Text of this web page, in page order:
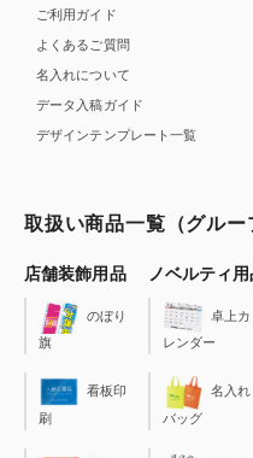
ご利用ガイド
よくあるご質問
名入れについて
データ入稿ガイド
デザインテンプレート一覧
取扱い商品一覧（グルー
店舗装飾用品
のぼり
旗
看板印
刷
ノベルティ用
卓上カ
レンダー
名入れ
バッグ